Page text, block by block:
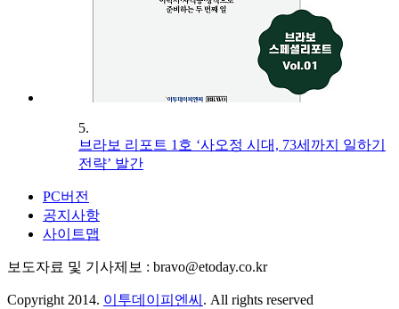
5.
브라보 리포트 1호 ‘사오정 시대, 73세까지 일하기
전략’ 발간
PC버전
공지사항
사이트맵
보도자료 및 기사제보 : bravo@etoday.co.kr
Copyright 2014. 이투데이피엔씨 . All rights reserved